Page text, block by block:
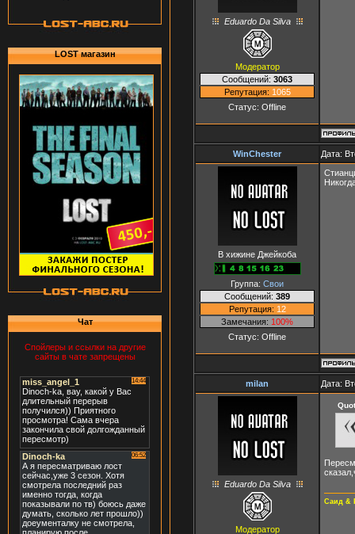
LOST магазин
Чат
Спойлеры и ссылки на другие
сайты в чате запрещены
Eduardo Da Silva
Модератор
Сообщений: 3063
Репутация: 1065
Статус: Offline
WinChester Дата:
В хижине Джейкоба
Группа: Свои
Сообщений: 389
Репутация: 12
Замечания: 100%
Статус: Offline
milan Дата:
Eduardo Da Silva
Модератор
Саид &